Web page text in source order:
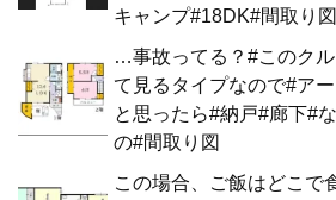
キャンプ#18DK#間取り図
…事故ってる？#このク
て見るタイプなので#ア
と思ったら#納戸#廊下#
の#間取り図
この場合、ご飯はどこで